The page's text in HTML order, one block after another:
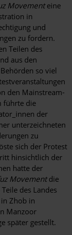
Movementeine
in
und
zu fordern.
Teilen des
aus den
so viel
den Mainstream-
führte die
der
unterzeichneten
zu
sich der Protest
hinsichtlich der
hatte der
Movementdie
des Landes
Zhob in
Manzoor
später gestellt.